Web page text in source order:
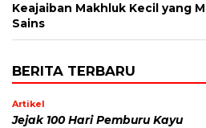
Keajaiban Makhluk Kecil yang
Sains
BERITA TERBARU
Artikel
Jejak 100 Hari Pemburu Kayu